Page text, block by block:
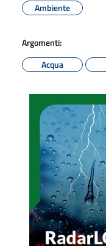
Ambiente
Argomenti:
Acqua